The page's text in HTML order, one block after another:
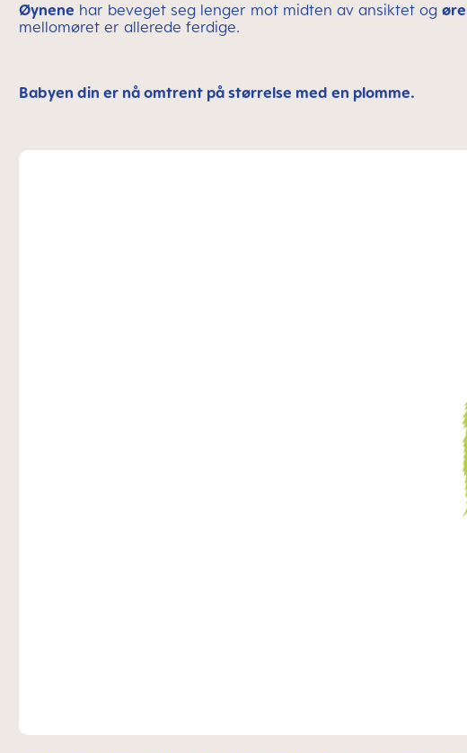
Øynene har beveget seg lenger mot midten av ansiktet og
mellomøret er allerede ferdige.
Babyen din er nå omtrent på størrelse med en plomme.